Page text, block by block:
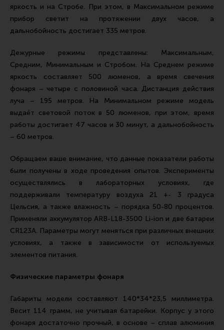
яркость и на Стробе. При этом, в Максимальном режиме
прибор светит на протяжении двух часов, а
дальнобойность достигает 335 метров.
Дежурные режимы представлены: Максимальным,
Средним, Минимальным и Стробом. На Среднем режиме
яркость составляет 500 люменов, а время свечения
фонаря – четыре с половиной часа. Дистанция действия
луча – 195 метров. На Минимальном режиме модель
выдаёт световой поток в 50 люменов, при этом, время
работы достигает 47 часов и 30 минут, а дальнобойность
– 60 метров.
Обращаем ваше внимание, что данные показатели работы
были получены в ходе проведения опытов. Эксперименты
осуществлялись в лабораторных условиях, где
поддерживали температуру воздуха 21 +- 3 градуса
Цельсия, а также влажность – порядка 50-80 процентов.
Применяли аккумулятор ARB-L18-3500 Li-ion и две батареи
CR123A. Параметры могут меняться при различных внешних
условиях, а также в зависимости от используемых
элементов питания.
Физические параметры фонаря
Габариты модели составляют 140*34*23,5 миллиметра.
Весит 114 грамм, не учитывая батарейки. Корпус у этого
фонаря достаточно прочный, в основе – сплав алюминия